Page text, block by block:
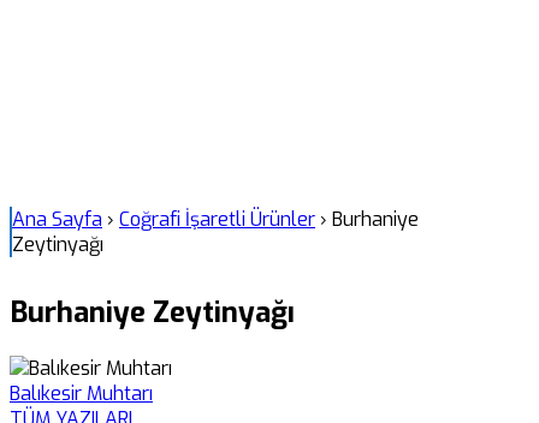
Ana Sayfa › Coğrafi İşaretli Ürünler › Burhaniye
Zeytinyağı
Burhaniye Zeytinyağı
Balıkesir Muhtarı